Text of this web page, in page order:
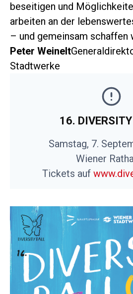
beseitigen und
arbeiten an der
– und gemeinsam schaffen
Peter Weinelt
Stadtwerke
16.
Samstag, 7.
Wiener
Tickets auf